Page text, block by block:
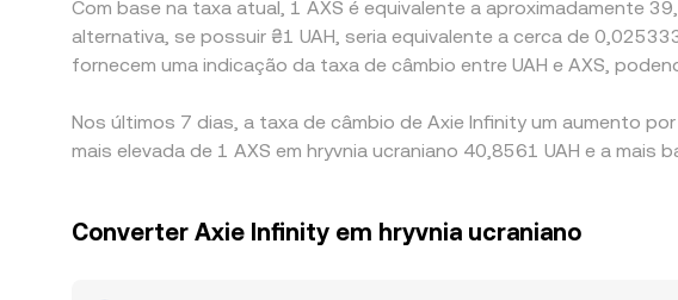
Com base na taxa atual, 1 AXS é equivalente a aproximadamente
alternativa, se possuir ₴1 UAH, seria equivalente a cerca de
fornecem uma indicação da taxa de câmbio entre UAH e AXS,
Nos últimos 7 dias, a taxa de câmbio de Axie Infinity um aumento
mais elevada de 1 AXS em hryvnia ucraniano 40,8561 UAH e a mais
Converter Axie Infinity em hryvnia ucraniano